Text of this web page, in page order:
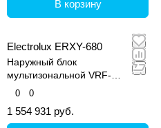
В корзину
Electrolux ERXY-680
Наружный блок
мультизональной VRF-
системы, серия ERXY
0 0
1 554 931 руб.